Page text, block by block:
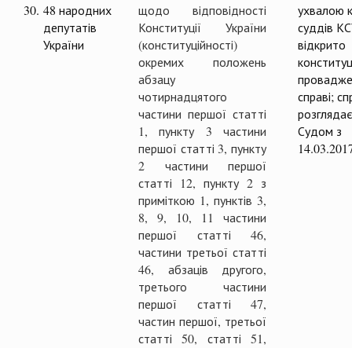
30. 48 народних
депутатів
України
щодо відповідності
Конституції України
(конституційності)
окремих положень
абзацу
чотирнадцятого
частини першої статті
1, пункту 3 частини
першої статті 3, пункту
2 частини першої
статті 12, пункту 2 з
приміткою 1, пунктів 3,
8, 9, 10, 11 частини
першої статті 46,
частини третьої статті
46, абзаців другого,
третього частини
першої статті 47,
частин першої, третьої
статті 50, статті 51,
ухвалою
суддів
відкрито
справі;
Судом з